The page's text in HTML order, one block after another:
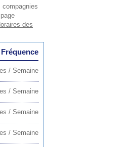
des
Fréquence
/ Semaine
/ Semaine
/ Semaine
/ Semaine